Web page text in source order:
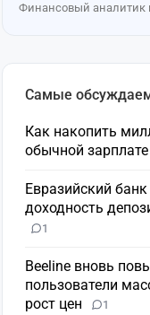
Финансовый аналитик
Самые
Как накопить
обычной зарплате
Евразийский
доходность
1
Beeline вновь
пользователи
рост цен
1